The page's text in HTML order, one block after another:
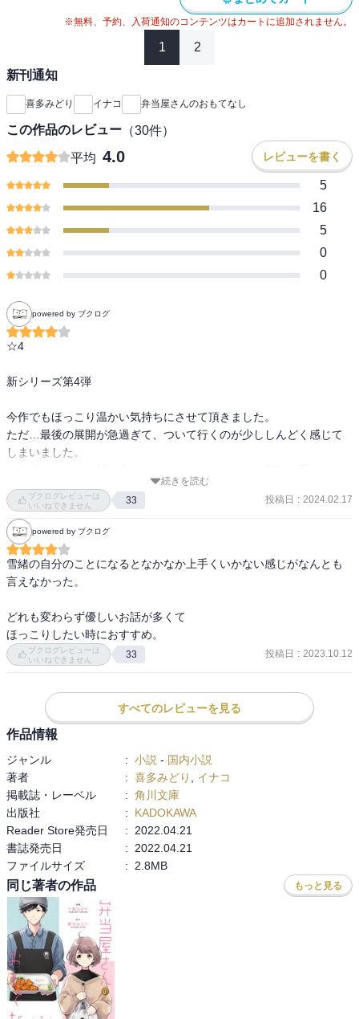
※無料、予約、入荷通知のコンテンツはカートに追加されません。
1 2
新刊通知
喜多みどり イナコ 弁当屋さんのおもてなし
この作品のレビュー （30件）
平均 4.0 レビューを書く
5
16
5
0
0
powered by ブクログ
☆4
新シリーズ第4弾
今作でもほっこり温かい気持ちにさせて頂きました。
ただ…最後の展開が急過ぎて、ついて行くのが少ししんどく感じて
しまいました。
が残念です。
宅配篇は今作で終了だと思うのですが、シリーズはまだ続いている
ので、引き続き読み進めていきたいと思います❁⃘*.ﾟ
続きを読む
ブクログレビューは
いいねできません
33 投稿日 : 2024.02.17
powered by ブクログ
雪緒の自分のことになるとなかなか上手くいかない感じがなんとも
言えなかった。
どれも変わらず優しいお話が多くて
ほっこりしたい時におすすめ。
ブクログレビューは
いいねできません
33 投稿日 : 2023.10.12
すべてのレビューを見る
作品情報
ジャンル : 小説 - 国内小説
著者
: 喜多みどり
イナコ
掲載誌・レーベル
: 角川文庫
出版社
:
KADOKAWA
Reader Store発売日
:
2022.04.21
書誌発売日
:
2022.04.21
ファイルサイズ
: 2.8MB
同じ著者の作品 もっと見る